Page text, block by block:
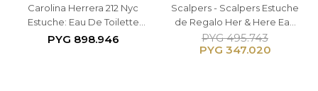
Carolina Herrera 212 Nyc
Estuche: Eau De Toilette
100ml - Eau De Toilette 10ml
PYG 898.946
Scalpers - Scalpers Estuche
de Regalo Her & Here Eau
de Parfum 100ml + Bolso -
Femenino
PYG 347.020
PYG 495.743